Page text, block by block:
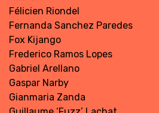
Félicien Riondel
Fernanda Sanchez Paredes
Fox Kijango
Frederico Ramos Lopes
Gabriel Arellano
Gaspar Narby
Gianmaria Zanda